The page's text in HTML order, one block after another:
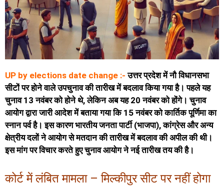
UP by elections date change :- उत्तर प्रदेश में नौ विधानसभा
सीटों पर होने वाले उपचुनाव की तारीख में बदलाव किया गया है। पहले यह
चुनाव 13 नवंबर को होने थे, लेकिन अब यह 20 नवंबर को होंगे। चुनाव
आयोग द्वारा जारी आदेश में बताया गया कि 15 नवंबर को कार्तिक पूर्णिमा का
स्नान पर्व है। इस कारण भारतीय जनता पार्टी (भाजपा), कांग्रेस और अन्य
क्षेत्रीय दलों ने आयोग से मतदान की तारीख में बदलाव की अपील की थी।
इस मांग पर विचार करते हुए चुनाव आयोग ने नई तारीख तय की है।
कोर्ट में लंबित मामला – मिल्कीपुर सीट पर नहीं होगा